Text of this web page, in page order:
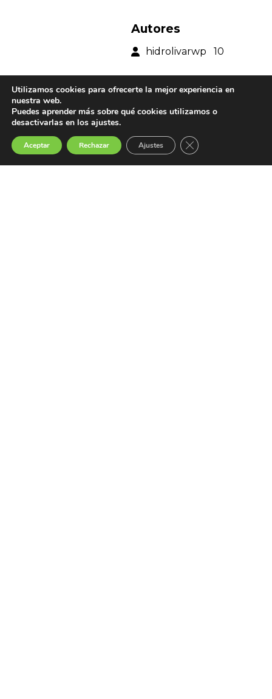
Autores
hidrolivarwp 10
Páginas
Home
Blog
Archives
Utilizamos cookies para ofrecerte la mejor experiencia en
nuestra web.
Puedes aprender más sobre qué cookies utilizamos o
desactivarlas en los ajustes.
Aceptar Rechazar Ajustes Cerrar el banner de